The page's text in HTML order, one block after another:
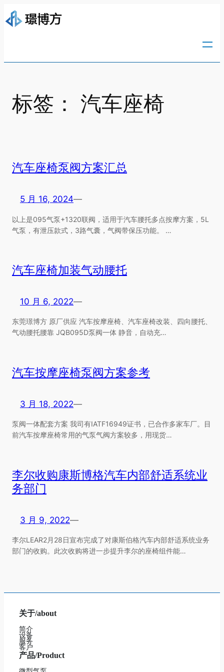
跳
至
标签： 汽车座椅
汽车座椅泵阀方案汇总
5 月 16, 2024—
以上是095气泵+1320联阀，适用于汽车腰托多点按摩方案，5L
气泵，有泄压款式，3路气囊，气阀带保压功能。 …
汽车座椅加装气动腰托
10 月 6, 2022—
东莞璟博方 原厂供应 汽车按摩座椅、汽车座椅改装、四向腰托、
气动腰托腰靠 JQB095D泵阀一体 静音，自动充…
汽车按摩座椅泵阀方案参考
3 月 18, 2022—
泵阀一体配套方案 我司有IATF16949证书，已合作多家车厂。目
前汽车按摩座椅常用的气泵气阀方案较多，用现货…
李尔收购康斯博格汽车内部舒适系统业
务部门
3 月 9, 2022—
李尔LEAR2月28日宣布完成了对康斯伯格汽车内部舒适系统业务
部门的收购。此次收购将进一步提升李尔的座椅组件能…
关于/about
简介
设备
服务
客户
产品/Product